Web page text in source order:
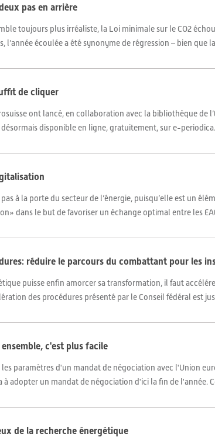
pas en arrière
toujours plus irréaliste, la Loi minimale sur le CO2
l’année écoulée a été synonyme de régression – bien que
de cliquer
ont lancé, en collaboration avec la bibliothèque
disponible en ligne, gratuitement, sur e-
à la porte du secteur de l’énergie, puisqu’elle est un
dans le but de favoriser un échange optimal entre les
réduire le parcours du combattant pour les
puisse enfin amorcer sa transformation, il faut
des procédures présenté par le Conseil fédéral est
c'est plus facile
paramètres d'un mandat de négociation avec l'Union
à adopter un mandat de négociation d'ici la fin de
de la recherche énergétique